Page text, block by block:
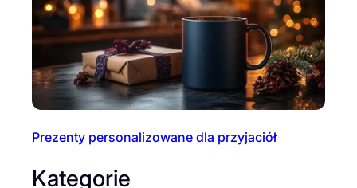
Prezenty personalizowane dla przyjaciół
Kategorie